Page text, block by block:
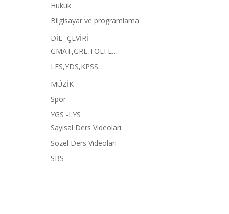
Hukuk
Bilgisayar ve programlama
DİL- ÇEVİRİ
GMAT,GRE,TOEFL…
LES,YDS,KPSS…
MÜZİK
Spor
YGS -LYS
Sayısal Ders Videoları
Sözel Ders Videoları
SBS